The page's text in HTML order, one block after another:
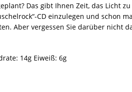
Das gibt Ihnen Zeit, das Licht
CD einzulegen und schon
Aber vergessen Sie darüber nicht
14g Eiweiß: 6g